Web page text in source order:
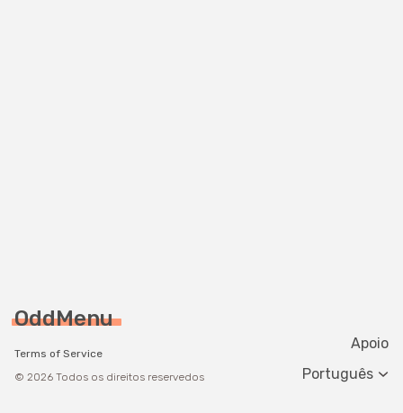
OddMenu
Terms of Service
© 2026 Todos os direitos reservedos
Apoio
Change